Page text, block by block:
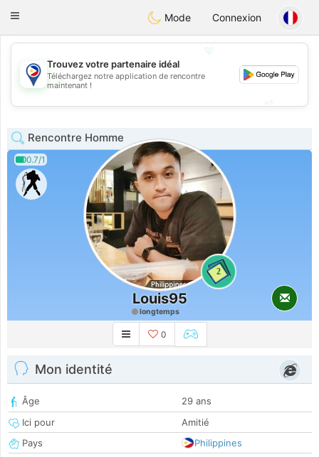
PhilippinesChat
Toggle
Mode Connexion
💖
💕
Trouvez votre partenaire idéal
Téléchargez notre application de rencontre
maintenant !
Rencontre Homme
0.7/1
2
Louis95
longtemps
0
Mon identité
Âge
29 ans
Ici pour
Amitié
Pays
Philippines